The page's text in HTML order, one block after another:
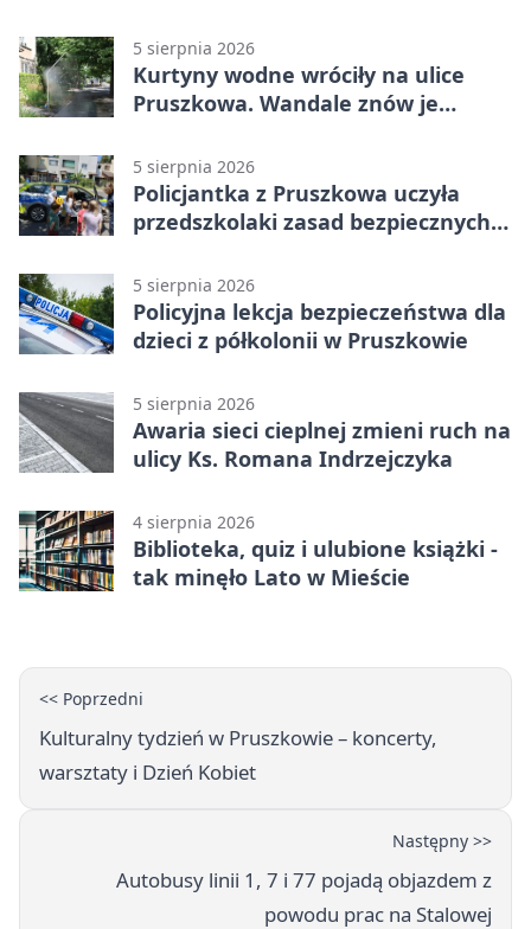
5 sierpnia 2026
Kurtyny wodne wróciły na ulice
Pruszkowa. Wandale znów je
5 sierpnia 2026
Policjantka z Pruszkowa uczyła
przedszkolaki zasad bezpiecznych
5 sierpnia 2026
Policyjna lekcja bezpieczeństwa dla
dzieci z półkolonii w Pruszkowie
5 sierpnia 2026
Awaria sieci cieplnej zmieni ruch na
ulicy Ks. Romana Indrzejczyka
4 sierpnia 2026
Biblioteka, quiz i ulubione książki -
tak minęło Lato w Mieście
<< Poprzedni
Kulturalny tydzień w Pruszkowie – koncerty,
warsztaty i Dzień Kobiet
Następny >>
Autobusy linii 1, 7 i 77 pojadą objazdem z
powodu prac na Stalowej